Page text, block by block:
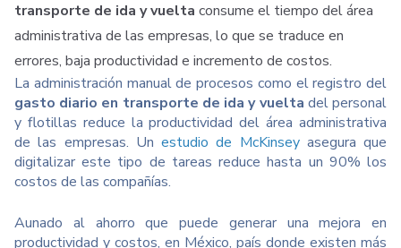
transporte de ida y vuelta consume el tiempo del área
administrativa de las empresas, lo que se traduce en
errores, baja productividad e incremento de costos.
La administración manual de procesos como el registro del
gasto diario en transporte de ida y vuelta del personal
y flotillas reduce la productividad del área administrativa
de las empresas. Un estudio de McKinseyasegura que
digitalizar este tipo de tareas reduce hasta un 90% los
costos de las compañías.
Aunado al ahorro que puede generar una mejora en
productividad y costos, en México, país donde existen más